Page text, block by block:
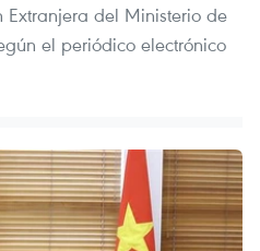
Extranjera del Ministerio de
el periódico electrónico